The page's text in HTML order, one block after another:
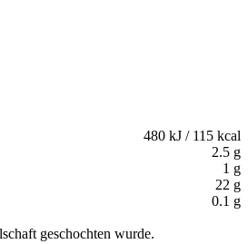
480 kJ / 115 kcal
2.5 g
1 g
22 g
0.1 g
geschochten wurde.